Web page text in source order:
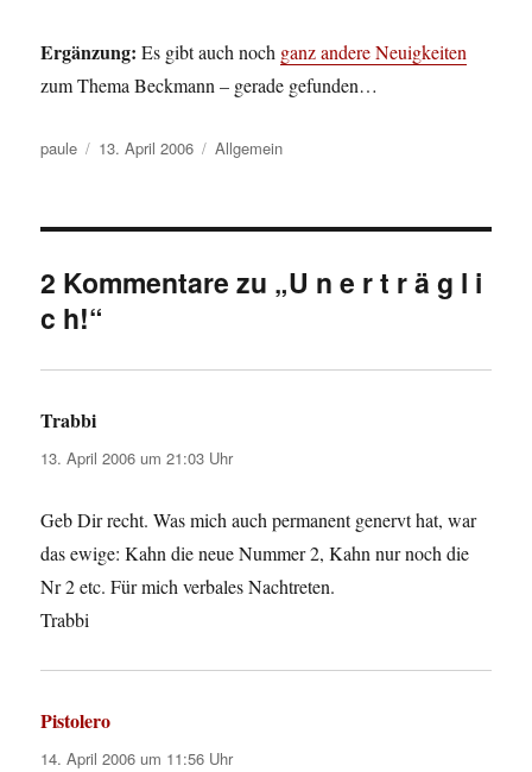
Ergänzung: Es gibt auch noch ganz andere Neuigkeiten
zum Thema Beckmann – gerade gefunden…
Autor
paule
Veröffentlicht
13. April 2006 Kategorien
Allgemein
2 Kommentare zu „U n e r t r ä g l i
c h!“
Trabbi
13. April 2006 um 21:03 Uhr
Geb Dir recht. Was mich auch permanent genervt hat, war
das ewige: Kahn die neue Nummer 2, Kahn nur noch die
Nr 2 etc. Für mich verbales Nachtreten.
Trabbi
Pistolero
14. April 2006 um 11:56 Uhr